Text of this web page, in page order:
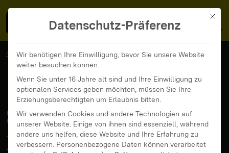
MENÜ
MedienFokus BW ...
Veranstaltungen
Social Media: Rechtswissen für sicheres Posten in der Kinder- und
Social Media:
Rechtswissen für
Mit
Datenschutz-Präferenz
Wir benötigen Ihre Einwilligung, bevor Sie unsere Website
weiter besuchen können.
Wenn Sie unter 16 Jahre alt sind und Ihre Einwilligung zu
optionalen Services geben möchten, müssen Sie Ihre
Erziehungsberechtigten um Erlaubnis bitten.
Wir verwenden Cookies und andere Technologien auf
unserer Website. Einige von ihnen sind essenziell, während
andere uns helfen, diese Website und Ihre Erfahrung zu
verbessern. Personenbezogene Daten können verarbeitet